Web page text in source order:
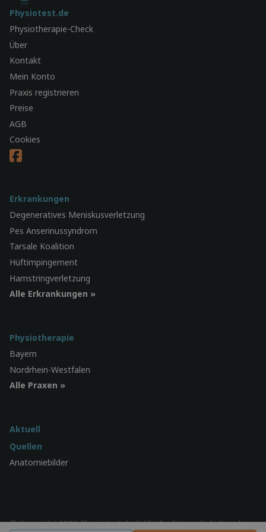
Physiotest.de
Physiotherapie-Check
Über
Kontakt
Mein Konto
Praxis registrieren
Preise
AGB
Cookies
Erkrankungen
Degeneratives Meniskusverletzung
Pes Anserinussyndrom
Tarsale Koalition
Hüftimpingement
Hamstringverletzung
Alle Erkrankungen »
Physiotherapie
Bayern
Nordrhein-Westfalen
Alle Praxen »
Aktuell
Quellen
Anatomiebilder
© Copyright 2026 Physiotest.de | Alle Rechte vorbehalten |